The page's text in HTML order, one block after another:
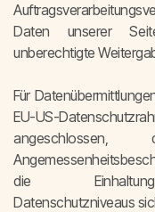
Daten unserer
unberechtigte
Für
EU-US-
die
Datenschutzniveaus